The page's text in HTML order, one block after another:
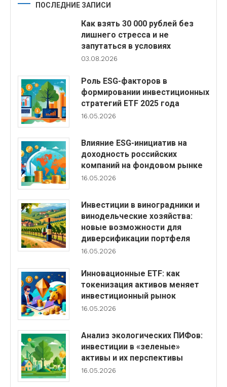
ПОСЛЕДНИЕ ЗАПИСИ
Как взять 30 000 рублей без
лишнего стресса и не
запутаться в условиях
03.08.2026
Роль ESG-факторов в
формировании инвестиционных
стратегий ETF 2025 года
16.05.2026
Влияние ESG-инициатив на
доходность российских
компаний на фондовом рынке
16.05.2026
Инвестиции в виноградники и
винодельческие хозяйства:
новые возможности для
диверсификации портфеля
16.05.2026
Инновационные ETF: как
токенизация активов меняет
инвестиционный рынок
16.05.2026
Анализ экологических ПИФов:
инвестиции в «зеленые»
активы и их перспективы
16.05.2026